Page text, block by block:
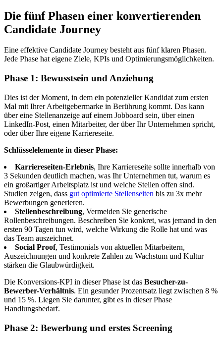
Die fünf Phasen einer konvertierenden
Candidate Journey
Eine effektive Candidate Journey besteht aus fünf klaren Phasen.
Jede Phase hat eigene Ziele, KPIs und Optimierungsmöglichkeiten.
Phase 1: Bewusstsein und Anziehung
Dies ist der Moment, in dem ein potenzieller Kandidat zum ersten
Mal mit Ihrer Arbeitgebermarke in Berührung kommt. Das kann
über eine Stellenanzeige auf einem Jobboard sein, über einen
LinkedIn-Post, einen Mitarbeiter, der über Ihr Unternehmen spricht,
oder über Ihre eigene Karriereseite.
Schlüsselelemente in dieser Phase:
Karriereseiten-Erlebnis, Ihre Karriereseite sollte innerhalb von
3 Sekunden deutlich machen, was Ihr Unternehmen tut, warum es
ein großartiger Arbeitsplatz ist und welche Stellen offen sind.
Studien zeigen, dass gut optimierte Stellenseiten bis zu 3x mehr
Bewerbungen generieren.
Stellenbeschreibung, Vermeiden Sie generische
Rollenbeschreibungen. Beschreiben Sie konkret, was jemand in den
ersten 90 Tagen tun wird, welche Wirkung die Rolle hat und was
das Team auszeichnet.
Social Proof, Testimonials von aktuellen Mitarbeitern,
Auszeichnungen und konkrete Zahlen zu Wachstum und Kultur
stärken die Glaubwürdigkeit.
Die Konversions-KPI in dieser Phase ist das Besucher-zu-
Bewerber-Verhältnis. Ein gesunder Prozentsatz liegt zwischen 8 %
und 15 %. Liegen Sie darunter, gibt es in dieser Phase
Handlungsbedarf.
Phase 2: Bewerbung und erstes Screening